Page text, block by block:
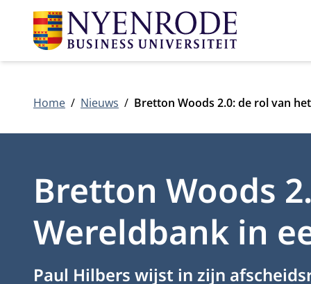
Home Nieuws Bretton Woods 2.0: de rol van
Bretton Woods
Wereldbank in
Paul Hilbers wijst in zijn